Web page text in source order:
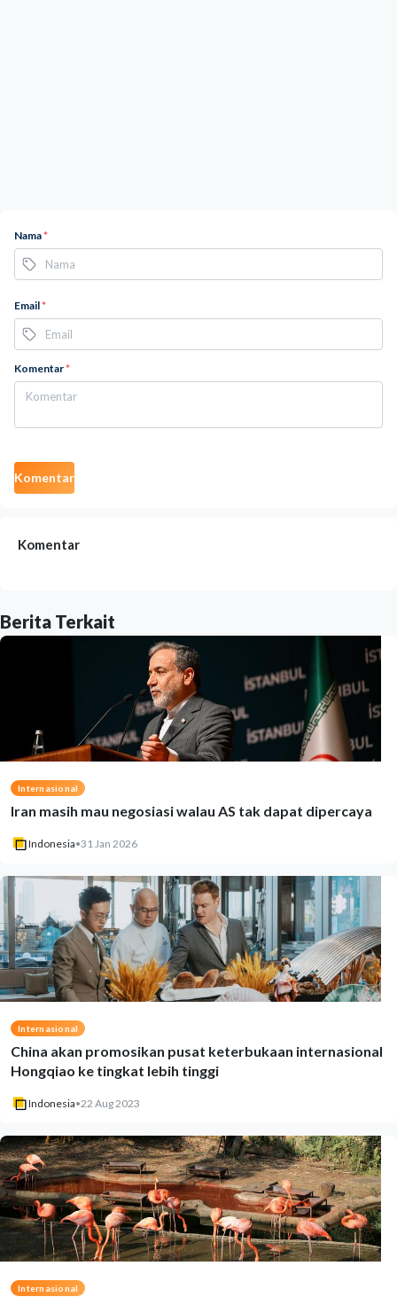
Nama*
Email*
Komentar*
Komentar
Komentar
Berita Terkait
Internasional
Iran masih mau negosiasi walau AS tak dapat dipercaya
Indonesia•31 Jan 2026
Internasional
China akan promosikan pusat keterbukaan internasional
Hongqiao ke tingkat lebih tinggi
Indonesia•22 Aug 2023
Internasional